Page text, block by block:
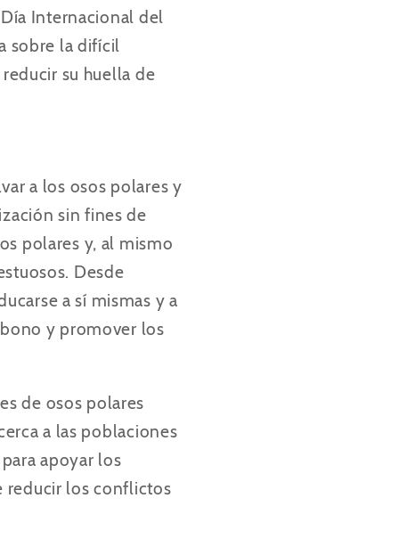
Internacional del
sobre la difícil
su huella de
a los osos polares y
sin fines de
polares y, al mismo
Desde
a sí mismas y a
y promover los
de osos polares
a las poblaciones
apoyar los
reducir los conflictos